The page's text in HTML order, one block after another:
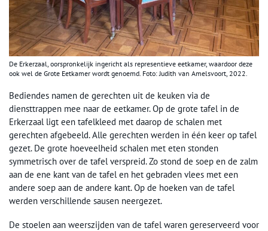
De Erkerzaal, oorspronkelijk ingericht als representieve eetkamer, waardoor deze
ook wel de Grote Eetkamer wordt genoemd. Foto: Judith van Amelsvoort, 2022.
Bediendes namen de gerechten uit de keuken via de
diensttrappen mee naar de eetkamer. Op de grote tafel in de
Erkerzaal ligt een tafelkleed met daarop de schalen met
gerechten afgebeeld. Alle gerechten werden in één keer op tafel
gezet. De grote hoeveelheid schalen met eten stonden
symmetrisch over de tafel verspreid. Zo stond de soep en de zalm
aan de ene kant van de tafel en het gebraden vlees met een
andere soep aan de andere kant. Op de hoeken van de tafel
werden verschillende sausen neergezet.
De stoelen aan weerszijden van de tafel waren gereserveerd voor